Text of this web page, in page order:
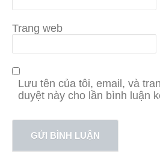
Trang web
Lưu tên của tôi, email, và
duyệt này cho lần bình luận